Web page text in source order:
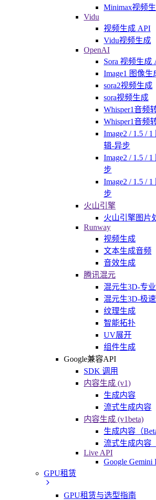
Minimax视频
Vidu
视频生成 API
Vidu视频生成
OpenAI
Sora 视频生成
Image1 图像生
sora2视频生成
sora视频生成
Whisper1音频
Whisper1音频
Image2 / 1.5 /
辑-异步
Image2 / 1.5 /
步
Image2 / 1.5 /
步
火山引擎
火山引擎图片
Runway
视频生成
文本生成音频
音效生成
腾讯混元
混元生3D-专
混元生3D-极
纹理生成
智能拓扑
UV展开
组件生成
Google兼容API
SDK 调用
内容生成 (v1)
生成内容
流式生成内容
内容生成 (v1beta)
生成内容（Beta
流式生成内容
Live API
Google Gemini
GPU租赁
GPU租赁与选型指南